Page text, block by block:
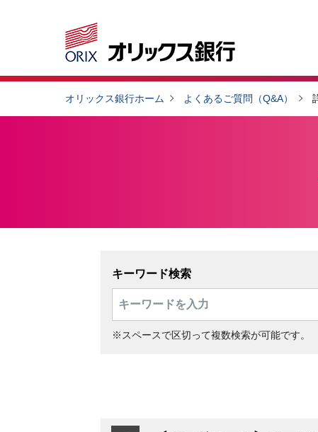
オリックス銀行ホーム よくあるご質問（Q&A）
キーワード検索
※スペースで区切って複数検索が可能です。